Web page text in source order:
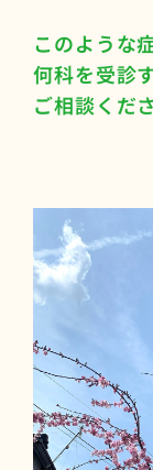
このような
何科を受診
ご相談くだ